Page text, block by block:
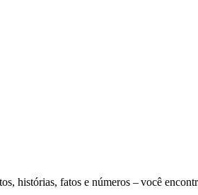
histórias, fatos e números – você